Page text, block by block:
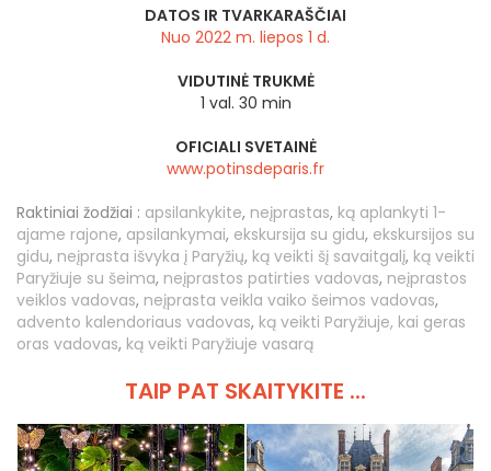
DATOS IR TVARKARAŠČIAI
Nuo 2022 m. liepos 1 d.
VIDUTINĖ TRUKMĖ
1 val. 30 min
OFICIALI SVETAINĖ
www.potinsdeparis.fr
Raktiniai žodžiai : apsilankykite, neįprastas, ką aplankyti 1-
ajame rajone, apsilankymai, ekskursija su gidu, ekskursijos su
gidu, neįprasta išvyka į Paryžių, ką veikti šį savaitgalį, ką veikti
Paryžiuje su šeima, neįprastos patirties vadovas, neįprastos
veiklos vadovas, neįprasta veikla vaiko šeimos vadovas,
advento kalendoriaus vadovas, ką veikti Paryžiuje, kai geras
oras vadovas, ką veikti Paryžiuje vasarą
TAIP PAT SKAITYKITE ...